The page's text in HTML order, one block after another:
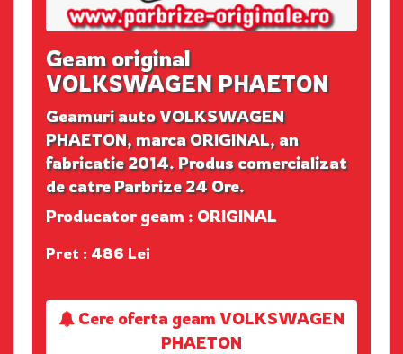
Geam original
VOLKSWAGEN PHAETON
Geamuri auto VOLKSWAGEN
PHAETON, marca ORIGINAL, an
fabricatie 2014. Produs comercializat
de catre Parbrize 24 Ore.
Producator geam : ORIGINAL
Pret : 486 Lei
Cere oferta geam VOLKSWAGEN
PHAETON